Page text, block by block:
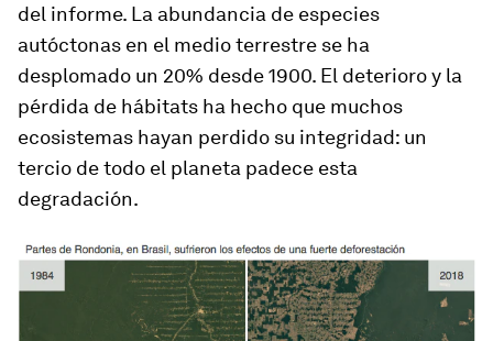
del informe. La abundancia de especies
autóctonas en el medio terrestre se ha
desplomado un 20% desde 1900. El deterioro y la
pérdida de hábitats ha hecho que muchos
ecosistemas hayan perdido su integridad: un
tercio de todo el planeta padece esta
degradación.